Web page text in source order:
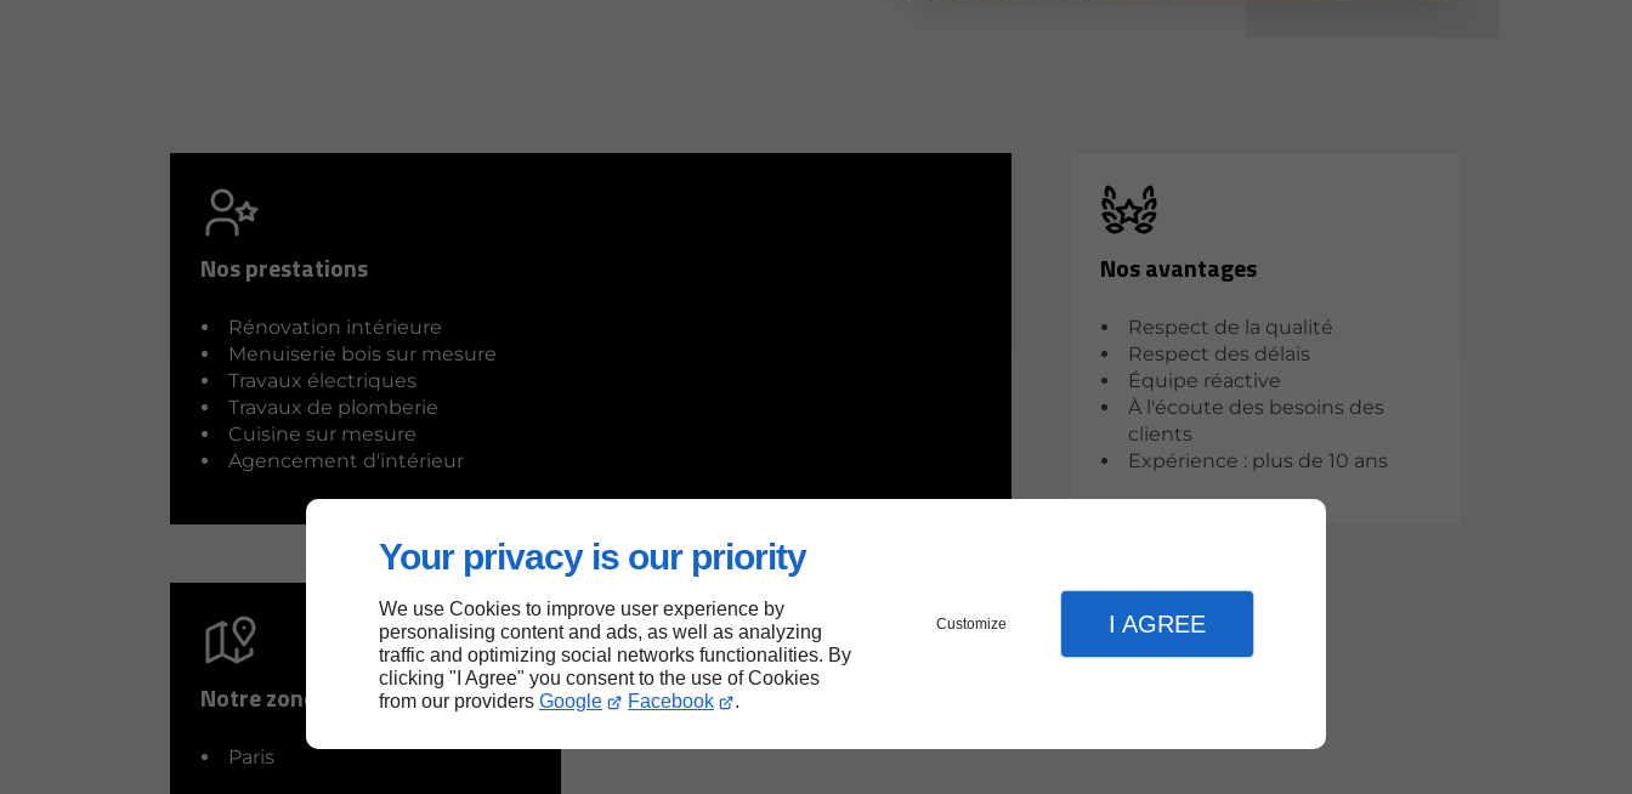
Your privacy is our priority
We use Cookies to improve user experience by
personalising content and ads, as well as analyzing
traffic and optimizing social networks functionalities. By
clicking "I Agree" you consent to the use of Cookies
from our providers Google Facebook .
Customize I AGREE
Nos prestations
Rénovation intérieure
Menuiserie bois sur mesure
Travaux électriques
Travaux de plomberie
Cuisine sur mesure
Agencement d'intérieur
Nos avantages
Respect de la qualité
Respect des délais
Équipe réactive
À l'écoute des besoins des
clients
Expérience : plus de 10 ans
Notre zone d’intervention
Paris